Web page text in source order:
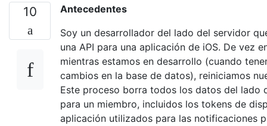
10
Antecedentes
Soy un desarrollador del lado del servidor
una API para una aplicación de iOS. De vez
mientras estamos en desarrollo (cuando
cambios en la base de datos), reiniciamos
Este proceso borra todos los datos del lado
para un miembro, incluidos los tokens de
aplicación utilizados para las notificaciones